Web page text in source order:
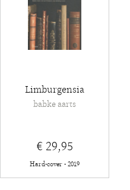
Limburgensia
babke aarts
€ 29,95
Hard-cover - 2019